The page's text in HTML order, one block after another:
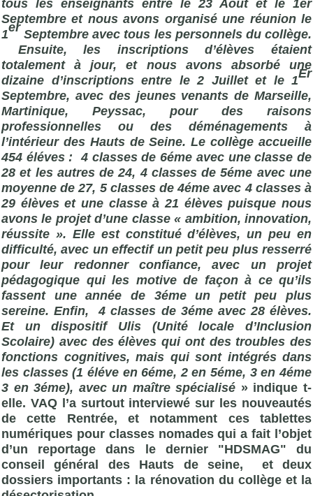
tous les enseignants entre le 23 Août et le 1er
Septembre et nous avons organisé une réunion le
1er Septembre avec tous les personnels du collège.
Ensuite, les inscriptions d’élèves étaient
totalement à jour, et nous avons absorbé une
dizaine d’inscriptions entre le 2 Juillet et le 1Er
Septembre, avec des jeunes venants de Marseille,
Martinique, Peyssac, pour des raisons
professionnelles ou des déménagements à
l’intérieur des Hauts de Seine. Le collège accueille
454 éléves : 4 classes de 6éme avec une classe de
28 et les autres de 24, 4 classes de 5éme avec une
moyenne de 27, 5 classes de 4éme avec 4 classes à
29 élèves et une classe à 21 élèves puisque nous
avons le projet d’une classe « ambition, innovation,
réussite ». Elle est constitué d’élèves, un peu en
difficulté, avec un effectif un petit peu plus resserré
pour leur redonner confiance, avec un projet
pédagogique qui les motive de façon à ce qu’ils
fassent une année de 3éme un petit peu plus
sereine. Enfin, 4 classes de 3éme avec 28 élèves.
Et un dispositif Ulis (Unité locale d’Inclusion
Scolaire) avec des élèves qui ont des troubles des
fonctions cognitives, mais qui sont intégrés dans
les classes (1 éléve en 6éme, 2 en 5éme, 3 en 4éme
3 en 3éme), avec un maître spécialisé » indique t-
elle. VAQ l’a surtout interviewé sur les nouveautés
de cette Rentrée, et notamment ces tablettes
numériques pour classes nomades qui a fait l’objet
d’un reportage dans le dernier "HDSMAG" du
conseil général des Hauts de seine, et deux
dossiers importants : la rénovation du collège et la